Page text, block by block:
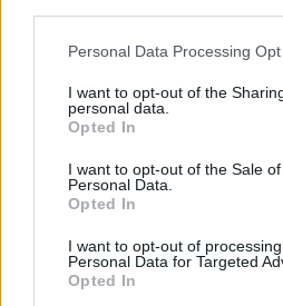
Personal Data Processing
I want to opt-out of the
personal data.
Opted In
I want to opt-out of the Sale
Personal Data.
Opted In
I want to opt-out of
Personal Data for Targeted
Opted In
ΔΕΙΤΕ ΕΠΙΣΗΣ